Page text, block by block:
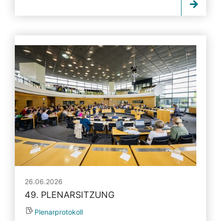
26.06.2026
49. PLENARSITZUNG
Plenarprotokoll